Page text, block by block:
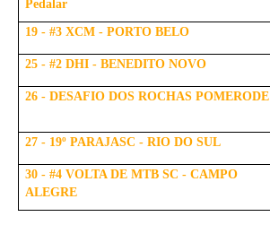
Pedalar
19 - #3 XCM - PORTO BELO
25 - #2 DHI - BENEDITO NOVO
26 - DESAFIO DOS ROCHAS POMERODE
27 - 19º PARAJASC - RIO DO SUL
30 - #4 VOLTA DE MTB SC - CAMPO
ALEGRE